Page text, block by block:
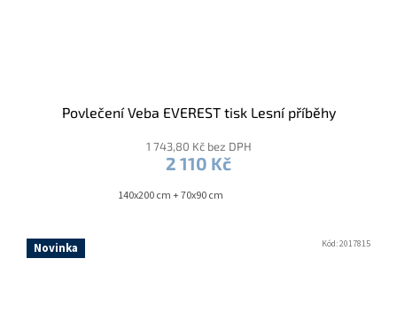
Povlečení Veba EVEREST tisk Lesní příběhy
1 743,80 Kč bez DPH
2 110 Kč
140x200 cm + 70x90 cm
Novinka Kód:2017815